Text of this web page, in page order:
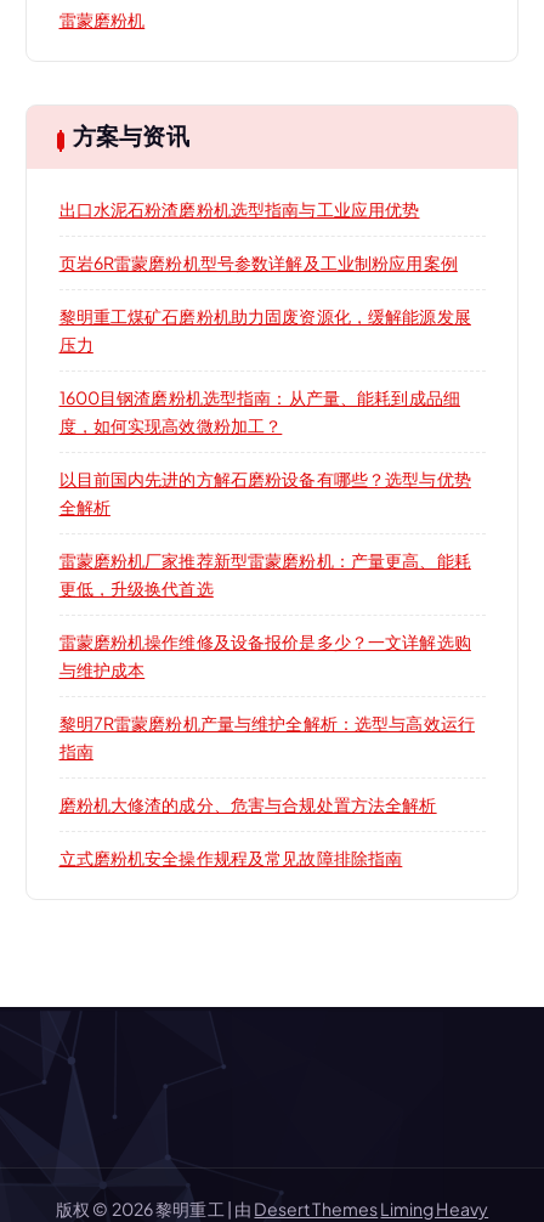
雷蒙磨粉机
方案与资讯
出口水泥石粉渣磨粉机选型指南与工业应用优势
页岩6R雷蒙磨粉机型号参数详解及工业制粉应用案例
黎明重工煤矿石磨粉机助力固废资源化，缓解能源发展
压力
1600目钢渣磨粉机选型指南：从产量、能耗到成品细
度，如何实现高效微粉加工？
以目前国内先进的方解石磨粉设备有哪些？选型与优势
全解析
雷蒙磨粉机厂家推荐新型雷蒙磨粉机：产量更高、能耗
更低，升级换代首选
雷蒙磨粉机操作维修及设备报价是多少？一文详解选购
与维护成本
黎明7R雷蒙磨粉机产量与维护全解析：选型与高效运行
指南
磨粉机大修渣的成分、危害与合规处置方法全解析
立式磨粉机安全操作规程及常见故障排除指南
版权 © 2026 黎明重工 | 由 Desert ThemesLiming Heavy